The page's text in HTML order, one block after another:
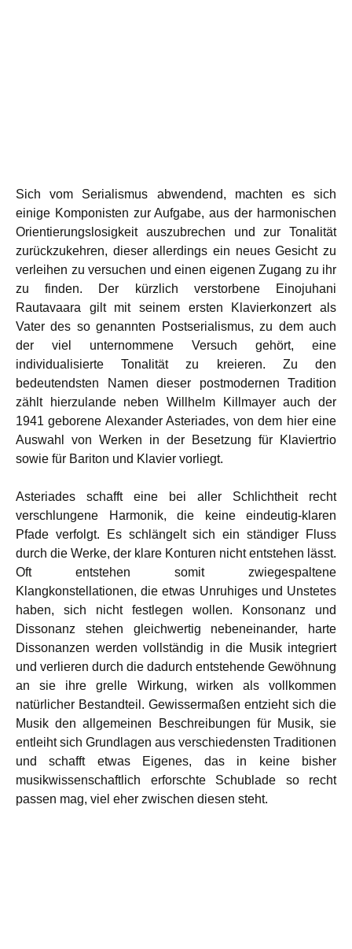
Sich vom Serialismus abwendend, machten es sich
einige Komponisten zur Aufgabe, aus der harmonischen
Orientierungslosigkeit auszubrechen und zur Tonalität
zurückzukehren, dieser allerdings ein neues Gesicht zu
verleihen zu versuchen und einen eigenen Zugang zu ihr
zu finden. Der kürzlich verstorbene Einojuhani
Rautavaara gilt mit seinem ersten Klavierkonzert als
Vater des so genannten Postserialismus, zu dem auch
der viel unternommene Versuch gehört, eine
individualisierte Tonalität zu kreieren. Zu den
bedeutendsten Namen dieser postmodernen Tradition
zählt hierzulande neben Willhelm Killmayer auch der
1941 geborene Alexander Asteriades, von dem hier eine
Auswahl von Werken in der Besetzung für Klaviertrio
sowie für Bariton und Klavier vorliegt.
Asteriades schafft eine bei aller Schlichtheit recht
verschlungene Harmonik, die keine eindeutig-klaren
Pfade verfolgt. Es schlängelt sich ein ständiger Fluss
durch die Werke, der klare Konturen nicht entstehen lässt.
Oft entstehen somit zwiegespaltene
Klangkonstellationen, die etwas Unruhiges und Unstetes
haben, sich nicht festlegen wollen. Konsonanz und
Dissonanz stehen gleichwertig nebeneinander, harte
Dissonanzen werden vollständig in die Musik integriert
und verlieren durch die dadurch entstehende Gewöhnung
an sie ihre grelle Wirkung, wirken als vollkommen
natürlicher Bestandteil. Gewissermaßen entzieht sich die
Musik den allgemeinen Beschreibungen für Musik, sie
entleiht sich Grundlagen aus verschiedensten Traditionen
und schafft etwas Eigenes, das in keine bisher
musikwissenschaftlich erforschte Schublade so recht
passen mag, viel eher zwischen diesen steht.